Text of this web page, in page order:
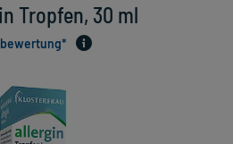
Tropfen, 30 ml